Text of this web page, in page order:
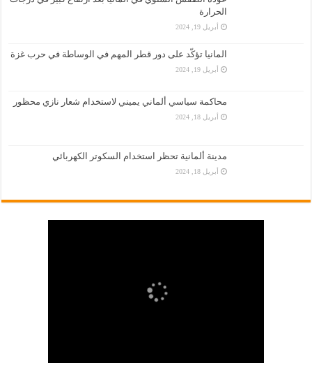
الحرارة
أبريل 19, 2024
المانيا تؤكّد على دور قطر المهم في الوساطة في حرب غزة
أبريل 19, 2024
محاكمة سياسي ألماني يميني لاستخدام شعار نازي محظور
أبريل 18, 2024
مدينة ألمانية تحظر استخدام السكوتر الكهربائي
أبريل 18, 2024